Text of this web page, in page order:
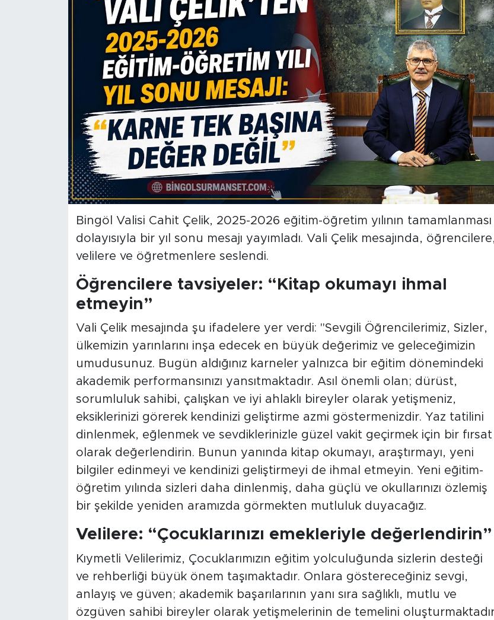
Bingöl Valisi Cahit Çelik, 2025-2026 eğitim-öğretim yılının tamamlanması
dolayısıyla bir yıl sonu mesajı yayımladı. Vali Çelik mesajında, öğrencilere,
velilere ve öğretmenlere seslendi.
Öğrencilere tavsiyeler: “Kitap okumayı ihmal
etmeyin”
Vali Çelik mesajında şu ifadelere yer verdi: "Sevgili Öğrencilerimiz, Sizler,
ülkemizin yarınlarını inşa edecek en büyük değerimiz ve geleceğimizin
umudusunuz. Bugün aldığınız karneler yalnızca bir eğitim dönemindeki
akademik performansınızı yansıtmaktadır. Asıl önemli olan; dürüst,
sorumluluk sahibi, çalışkan ve iyi ahlaklı bireyler olarak yetişmeniz,
eksiklerinizi görerek kendinizi geliştirme azmi göstermenizdir. Yaz tatilini
dinlenmek, eğlenmek ve sevdiklerinizle güzel vakit geçirmek için bir fırsat
olarak değerlendirin. Bunun yanında kitap okumayı, araştırmayı, yeni
bilgiler edinmeyi ve kendinizi geliştirmeyi de ihmal etmeyin. Yeni eğitim-
öğretim yılında sizleri daha dinlenmiş, daha güçlü ve okullarınızı özlemiş
bir şekilde yeniden aramızda görmekten mutluluk duyacağız.
Velilere: “Çocuklarınızı emekleriyle değerlendirin”
Kıymetli Velilerimiz, Çocuklarımızın eğitim yolculuğunda sizlerin desteği
ve rehberliği büyük önem taşımaktadır. Onlara göstereceğiniz sevgi,
anlayış ve güven; akademik başarılarının yanı sıra sağlıklı, mutlu ve
özgüven sahibi bireyler olarak yetişmelerinin de temelini
Hava Durumu
Tavz Der
Bingöl Kaza Haberleri